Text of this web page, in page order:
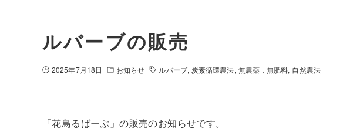
ルバーブの販売
2025年7月18日 お知らせ ルバーブ 炭素循環農法 無農薬，無肥料 自然農法
「花鳥るばーぶ」の販売のお知らせです。